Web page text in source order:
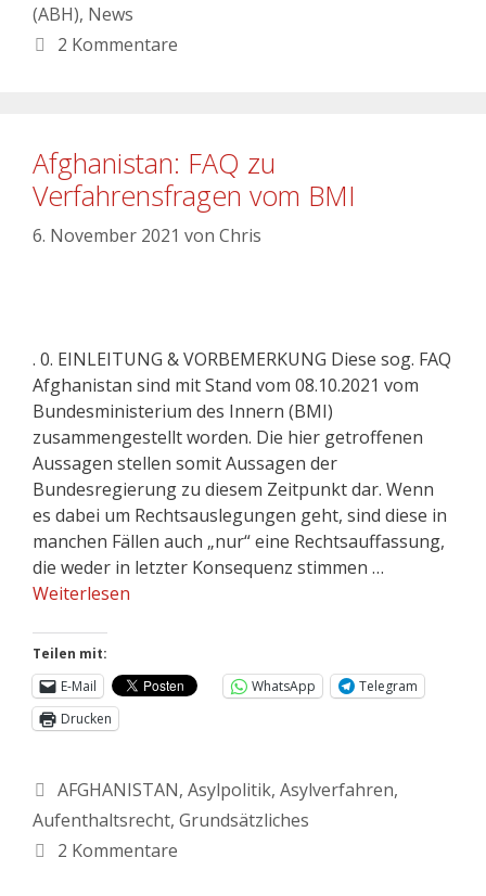
(ABH), News
2 Kommentare
Afghanistan: FAQ zu
Verfahrensfragen vom BMI
6. November 2021 von Chris
. 0. EINLEITUNG & VORBEMERKUNG Diese sog. FAQ
Afghanistan sind mit Stand vom 08.10.2021 vom
Bundesministerium des Innern (BMI)
zusammengestellt worden. Die hier getroffenen
Aussagen stellen somit Aussagen der
Bundesregierung zu diesem Zeitpunkt dar. Wenn
es dabei um Rechtsauslegungen geht, sind diese in
manchen Fällen auch „nur“ eine Rechtsauffassung,
die weder in letzter Konsequenz stimmen …
Weiterlesen
Teilen mit:
E-Mail
WhatsApp
Telegram
Drucken
AFGHANISTAN, Asylpolitik, Asylverfahren,
Aufenthaltsrecht, Grundsätzliches
2 Kommentare